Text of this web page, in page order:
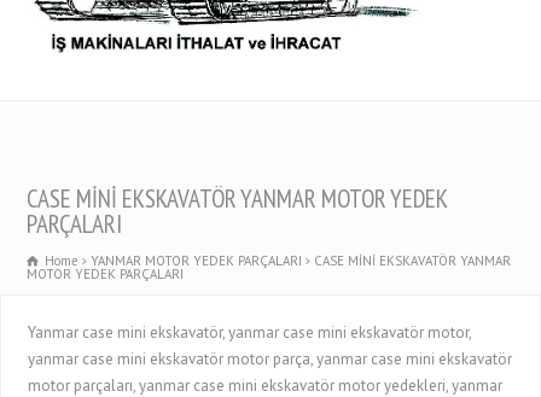
CASE MİNİ EKSKAVATÖR YANMAR MOTOR YEDEK
PARÇALARI
Home YANMAR MOTOR YEDEK PARÇALARI CASE MİNİ EKSKAVATÖR YANMAR
MOTOR YEDEK PARÇALARI
Yanmar case mini ekskavatör, yanmar case mini ekskavatör motor,
yanmar case mini ekskavatör motor parça, yanmar case mini ekskavatör
motor parçaları, yanmar case mini ekskavatör motor yedekleri, yanmar